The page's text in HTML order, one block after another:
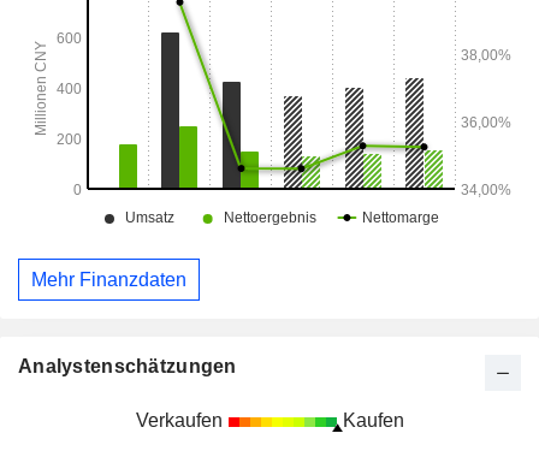
Mehr Finanzdaten
Analystenschätzungen
Verkaufen Kaufen